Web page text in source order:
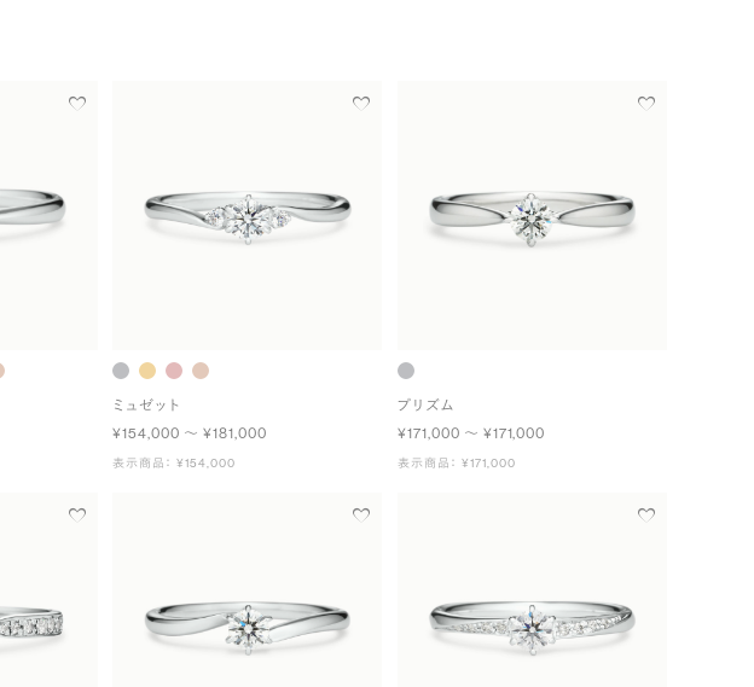
ミュゼット
¥154,000 〜 ¥181,000
表示商品： ¥154,000
プリズム
¥171,000 〜 ¥171,000
表示商品： ¥171,000